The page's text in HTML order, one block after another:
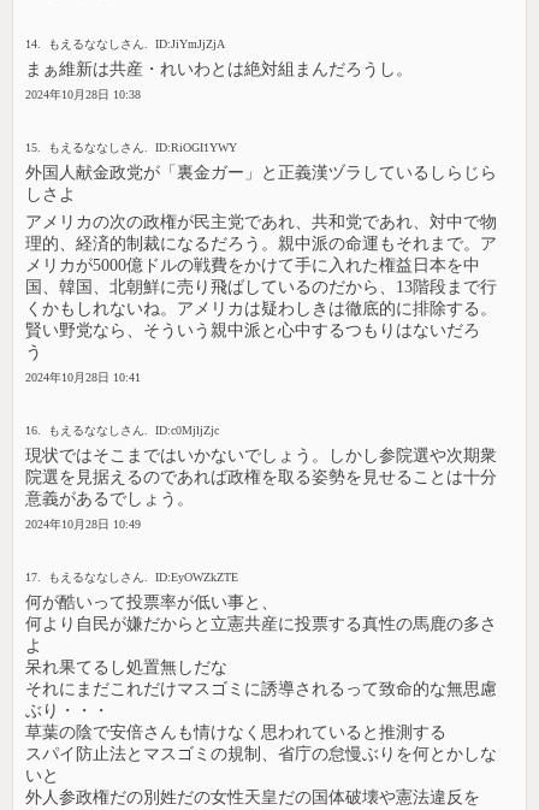
14. もえるななしさん. ID:JiYmJjZjA
まぁ維新は共産・れいわとは絶対組まんだろうし。
2024年10月28日 10:38
15. もえるななしさん. ID:RiOGI1YWY
外国人献金政党が「裏金ガー」と正義漢ヅラしているしらじら
しさよ
アメリカの次の政権が民主党であれ、共和党であれ、対中で物
理的、経済的制裁になるだろう。親中派の命運もそれまで。ア
メリカが5000億ドルの戦費をかけて手に入れた権益日本を中
国、韓国、北朝鮮に売り飛ばしているのだから、13階段まで行
くかもしれないね。アメリカは疑わしきは徹底的に排除する。
賢い野党なら、そういう親中派と心中するつもりはないだろ
う
2024年10月28日 10:41
16. もえるななしさん. ID:c0MjljZjc
現状ではそこまではいかないでしょう。しかし参院選や次期衆
院選を見据えるのであれば政権を取る姿勢を見せることは十分
意義があるでしょう。
2024年10月28日 10:49
17. もえるななしさん. ID:EyOWZkZTE
何が酷いって投票率が低い事と、
何より自民が嫌だからと立憲共産に投票する真性の馬鹿の多さ
よ
呆れ果てるし処置無しだな
それにまだこれだけマスゴミに誘導されるって致命的な無思慮
ぶり・・・
草葉の陰で安倍さんも情けなく思われていると推測する
スパイ防止法とマスゴミの規制、省庁の怠慢ぶりを何とかしな
いと
外人参政権だの別姓だの女性天皇だの国体破壊や憲法違反を